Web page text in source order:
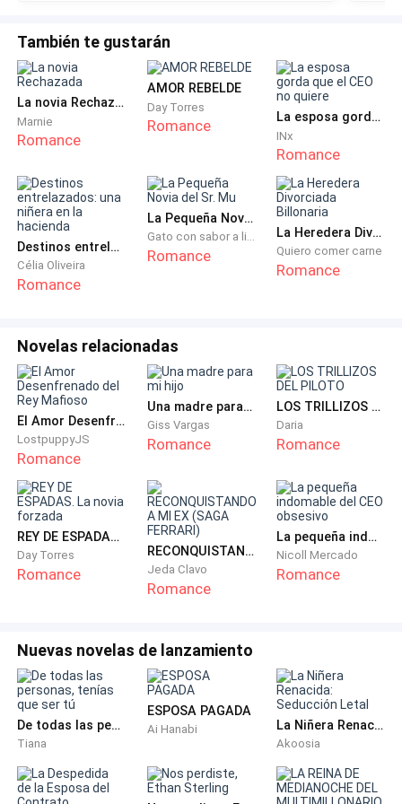
—Las cifras bajarán, ya lo veo venir —decía Sheily,
caminando de un lado a otro, con las manos en la
cintura—. Anótalo, para restregárselo a todos en la
puta cara cuando ocurra. Me tienen harta todos estos
incompetentes y Zack, ese hijito de papá, es el peor
de todos.
—¿Anoto eso también?
—Ojalá y hubiera ido en el auto con su padre cuando
ocurrió el accidente —agregó Sheily para sí—. ¡Dios!
mirarse al espejo que había en el muro, su cabello
rubio estaba impecable de momento.
—Lo que sea que pase, será culpa de Zack. Ve el lado
positivo, si termina mal, tendrás a la junta directiva de
tu parte.
—Sí... ¡Sí! Te ganas bien tu sueldo, Lili. Se buena y
tráeme un analgésico, la cabeza se me parte —se
sentó en su silla y observó su oficina, tan pequeña y
asfixiante. Ella debía estar en la que ahora ocupaba
Zack, era su derecho, había trabajado duro para ello.
—Nada... —balbuceó Sheily, masajeándose las sienes.
¿Dónde metería ahora el escritorio extra grande que
se había comprado?
Liliana regresó con un analgésico en menos de un
minuto, era un ejemplo de eficiencia.
También te gustarán
La novia Rechazada
Marnie
Romance
AMOR REBELDE
Day Torres
Romance La esposa gorda que el CEO no quiere
INx
Romance
Destinos entrelazados: una niñera en la hacienda
Célia Oliveira
Romance
La Pequeña Novia del Sr. Mu
Gato con sabor a limón
Romance
La Heredera Divorciada Billonaria
Quiero comer carne
Romance
Novelas relacionadas
El Amor Desenfrenado del Rey Mafioso
LostpuppyJS
Romance
Una madre para mi hijo
Giss Vargas
Romance
LOS TRILLIZOS DEL PILOTO
Daria
Romance
REY DE ESPADAS. La novia forzada
Day Torres
Romance
RECONQUISTANDO A MI EX (SAGA FERRARI)
Jeda Clavo
Romance
La pequeña indomable del CEO obsesivo
Nicoll Mercado
Romance
Nuevas novelas de lanzamiento
De todas las personas, tenías que ser tú
Tiana
ESPOSA PAGADA
Ai Hanabi La Niñera Renacida: Seducción Letal
Akoosia